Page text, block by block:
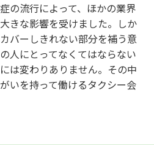
の流行によって、ほかの業界
きな影響を受けました。しか
バーしきれない部分を補う意
人にとってなくてはならない
は変わりありません。その中
いを持って働けるタクシー会